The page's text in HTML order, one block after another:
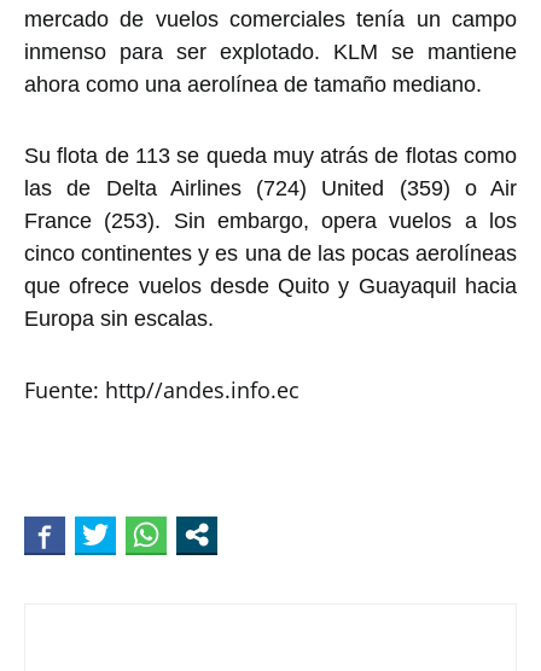
mercado de vuelos comerciales tenía un campo
inmenso para ser explotado. KLM se mantiene
ahora como una aerolínea de tamaño mediano.
Su flota de 113 se queda muy atrás de flotas como
las de Delta Airlines (724) United (359) o Air
France (253). Sin embargo, opera vuelos a los
cinco continentes y es una de las pocas aerolíneas
que ofrece vuelos desde Quito y Guayaquil hacia
Europa sin escalas.
Fuente: http//andes.info.ec